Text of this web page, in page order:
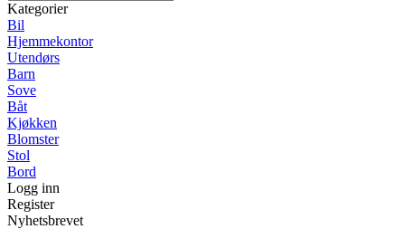
Kategorier
Bil
Hjemmekontor
Utendørs
Barn
Sove
Båt
Kjøkken
Blomster
Stol
Bord
Logg inn
Register
Nyhetsbrevet